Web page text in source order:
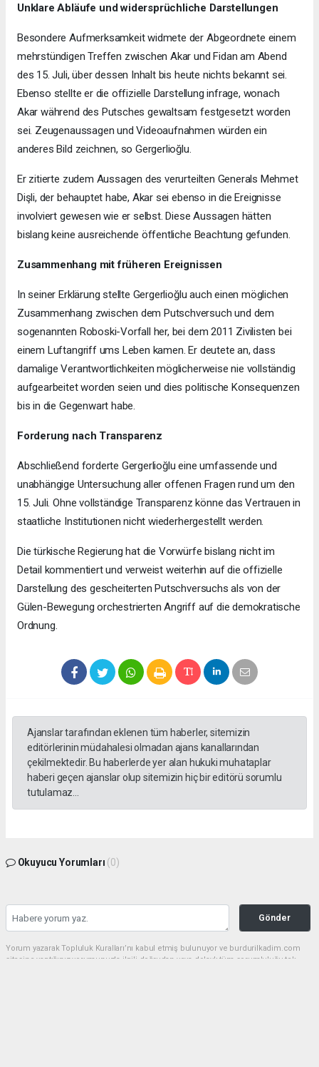
Unklare Abläufe und widersprüchliche Darstellungen
Besondere Aufmerksamkeit widmete der Abgeordnete einem
mehrstündigen Treffen zwischen Akar und Fidan am Abend
des 15. Juli, über dessen Inhalt bis heute nichts bekannt sei.
Ebenso stellte er die offizielle Darstellung infrage, wonach
Akar während des Putsches gewaltsam festgesetzt worden
sei. Zeugenaussagen und Videoaufnahmen würden ein
anderes Bild zeichnen, so Gergerlioğlu.
Er zitierte zudem Aussagen des verurteilten Generals Mehmet
Dişli, der behauptet habe, Akar sei ebenso in die Ereignisse
involviert gewesen wie er selbst. Diese Aussagen hätten
bislang keine ausreichende öffentliche Beachtung gefunden.
Zusammenhang mit früheren Ereignissen
In seiner Erklärung stellte Gergerlioğlu auch einen möglichen
Zusammenhang zwischen dem Putschversuch und dem
sogenannten Roboski-Vorfall her, bei dem 2011 Zivilisten bei
einem Luftangriff ums Leben kamen. Er deutete an, dass
damalige Verantwortlichkeiten möglicherweise nie vollständig
aufgearbeitet worden seien und dies politische Konsequenzen
bis in die Gegenwart habe.
Forderung nach Transparenz
Abschließend forderte Gergerlioğlu eine umfassende und
unabhängige Untersuchung aller offenen Fragen rund um den
15. Juli. Ohne vollständige Transparenz könne das Vertrauen in
staatliche Institutionen nicht wiederhergestellt werden.
Die türkische Regierung hat die Vorwürfe bislang nicht im
Detail kommentiert und verweist weiterhin auf die offizielle
Darstellung des gescheiterten Putschversuchs als von der
Gülen-Bewegung orchestrierten Angriff auf die demokratische
Ordnung.
Ajanslar tarafından eklenen tüm haberler, sitemizin
editörlerinin müdahalesi olmadan ajans kanallarından
çekilmektedir. Bu haberlerde yer alan hukuki muhataplar
haberi geçen ajanslar olup sitemizin hiç bir editörü sorumlu
tutulamaz...
Okuyucu Yorumları (0)
Gönder
Yorum yazarak Topluluk Kuralları’nı kabul etmiş bulunuyor ve burdurilkadim.com
sitesine yaptığınız yorumunuzla ilgili doğrudan veya dolaylı tüm sorumluluğu tek